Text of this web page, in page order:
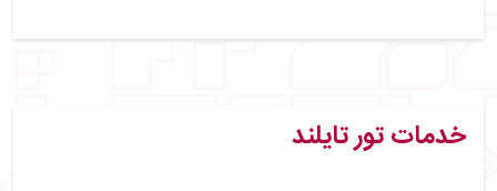
خدمات تور تایلند